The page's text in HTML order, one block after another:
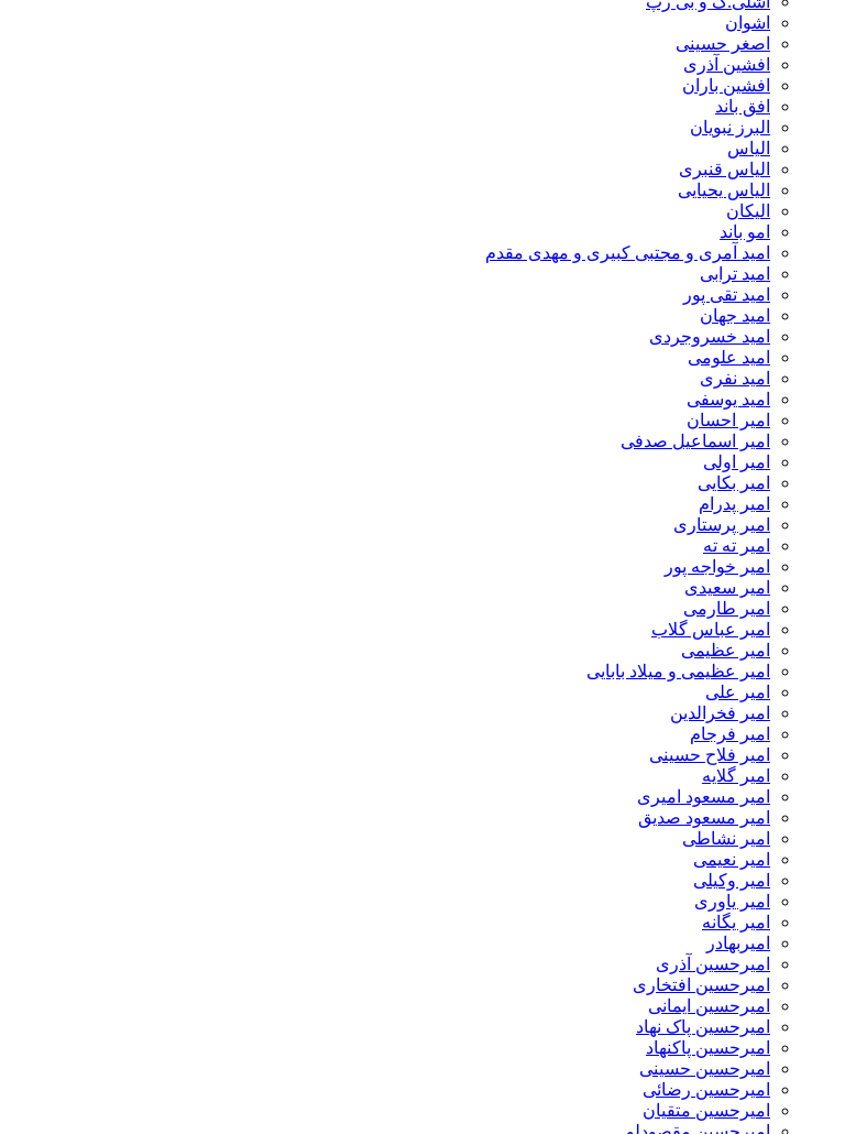
اشوان
اصغر حسینی
افشین آذری
افشین باران
افق باند
البرز نبویان
الیاس
الیاس قنبرى
الیاس یحیایی
الیکان
امو باند
امید آمری و مجتبی کبیری و مهدى مقدم
امید ترابی
امید تقی پور
امید جهان
امید خسروجردی
امید علومی
امید نفری
امید یوسفی
امیر احسان
امیر اسماعیل صدفی
امیر اولی
امیر بکایی
امیر پدرام
امیر پرستاری
امیر ته ته
امیر خواجه پور
امیر سعیدی
امیر طارمی
امیر عباس گلاب
امیر عظیمی
امیر عظیمی و میلاد بابایی
امیر علی
امیر فخرالدین
امیر فرجام
امیر فلاح حسینی
امیر گلایه
امیر مسعود امیری
امیر مسعود صدیق
امیر نشاطی
امیر نعیمی
امیر وکیلی
امیر یاوری
امیر یگانه
امیربهادر
امیرحسین آذری
امیرحسین افتخاری
امیرحسین ایمانی
امیرحسین پاک نهاد
امیرحسین پاکنهاد
امیرحسین حسینی
امیرحسین رضائی
امیرحسین متقیان